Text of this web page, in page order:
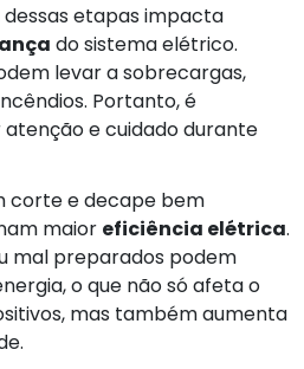
etapas impacta
do sistema elétrico.
levar a sobrecargas,
Portanto, é
e cuidado durante
corte e decape bem
maior eficiência elétrica.
mal preparados podem
o que não só afeta o
mas também aumenta